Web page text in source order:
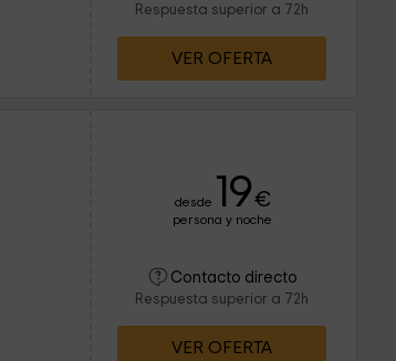
Respuesta superior a 72h
VER OFERTA
desde 19€
persona y noche
Contacto directo
Respuesta superior a 72h
VER OFERTA